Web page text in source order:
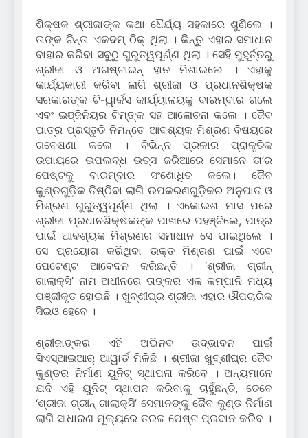
ଶିକ୍ଷକ ଶ୍ରୀଜାଙ୍କ କଥା ଧୈର୍ଯ୍ୟ ସହକାରେ ଶୁଣିଲେ ।
ତାଙ୍କ ଚିନ୍ତା ଏକଦମ୍‌ ଠିକ୍‌ ଥିଲା । କିନ୍ତୁ ଏହାର ସମାଧାନ
ବାହାର କରିବା ସବୁଠୁ ଗୁରୁତ୍ୱପୂର୍ଣ୍ଣ ଥିଲା । ସେହି ମୁହୂର୍ତ୍ତରୁ
ଶ୍ରୀଜା ଓ ଅଗଷ୍ଟାଇନ୍‌ ହାତ ମିଶାଇଲେ । ଏହାକୁ
କାର୍ଯ୍ୟକାରୀ କରିବା ଲାଗି ଶ୍ରୀଜା ଓ ପ୍ରଧାନଶିକ୍ଷକ
ସରକାରଙ୍କ ଟି-ୱାର୍କସ କାର୍ଯ୍ୟାଳୟକୁ ବାରମ୍ବାର ଗଲେ
ଏବଂ ଇଞ୍ଜିନିୟର ଟିମ୍‌ଙ୍କ ସହ ଆଲୋଚନା କଲେ । ଜୈବ
ପାତ୍ର ପ୍ରସ୍ତୁତି ନିମନ୍ତେ ଆବଶ୍ୟକ ମିଶ୍ରଣ ବିଷୟରେ
ଗବେଷଣା କଲେ । ବିଭିନ୍ନ ପ୍ରକାର ପ୍ରାକୃତିକ
ଉପାୟରେ ଉପଲବ୍ଧ ଉତ୍ସ ଜରିଆରେ ସେମାନେ ତା’ର
ପେଷ୍ଟକୁ ବାରମ୍ବାର ସଂଶୋଧିତ କଲେ। ଜୈବ
କୁଣ୍ଡଗୁଡ଼ିକ ତିଷ୍ଠିବା ଲାଗି ଉପକରଣଗୁଡ଼ିକର ଅନୁପାତ ଓ
ମିଶ୍ରଣ ଗୁରୁତ୍ୱପୂର୍ଣ୍ଣ ଥିଲା । ଏକୋଇଶ ମାସ ପରେ
ଶ୍ରୀଜା ପ୍ରଧାନଶିକ୍ଷକଙ୍କ ପାଖରେ ପହଞ୍ଚିଲେ, ପାତ୍ର
ପାଇଁ ଆବଶ୍ୟକ ମିଶ୍ରଣର ସମାଧାନ ସେ ପାଇଥିଲେ ।
ସେ ପ୍ରୟୋଗ କରିଥିବା ଉକ୍ତ ମିଶ୍ରଣ ପାଇଁ ଏବେ
ପେଟେଣ୍ଟ ଆବେଦନ କରିଛନ୍ତି । ‘ଶ୍ରୀଜା ଗ୍ରୀନ୍‌
ଗାଲାକ୍ସି’ ନାମ ଅଧୀନରେ ତାଙ୍କର ଏକ କମ୍ପାନି ମଧ୍ୟ
ପଞ୍ଜୀକୃତ ହୋଇଛି । ଖୁବ୍‌ଶୀଘ୍ର ଶ୍ରୀଜା ଏହାର ଔପଚାରିକ
ସିଇଓ ହେବେ ।
ଶ୍ରୀଜାଙ୍କର ଏହି ଅଭିନବ ଉଦ୍ଭାବନ ପାଇଁ
ସିଏସ୍‌ଆଇଆର୍‌ ଆୱାର୍ଡ ମିଳିଛି । ଶ୍ରୀଜା ଖୁବ୍‌ଶୀଘ୍ର ଜୈବ
କୁଣ୍ଡର ନିର୍ମାଣ ୟୁନିଟ୍‌ ସ୍ଥାପନା କରିବେ । ଅନ୍ୟମାନେ
ଯଦି ଏହି ୟୁନିଟ୍‌ ସ୍ଥାପନ କରିବାକୁ ଚାହୁଁଛନ୍ତି, ତେବେ
‘ଶ୍ରୀଜା ଗ୍ରୀନ୍‌ ଗାଲାକ୍ସି’ ସେମାନଙ୍କୁ ଜୈବ କୁଣ୍ଡ ନିର୍ମାଣ
ଲାଗି ସାଧାରଣ ମୂଲ୍ୟରେ ତରଳ ପେଷ୍ଟ ପ୍ରଦାନ କରିବ ।